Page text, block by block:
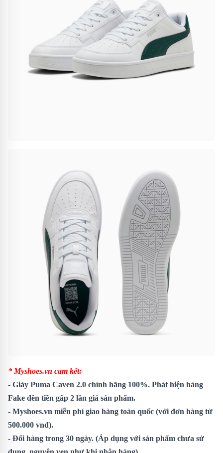
* Myshoes.vn cam kết:
- Giày Puma Caven 2.0 chính hãng 100%. Phát hiện hàng
Fake đền tiền gấp 2 lần giá sản phẩm.
- Myshoes.vn miễn phí giao hàng toàn quốc (với đơn hàng từ
500.000 vnđ).
- Đổi hàng trong 30 ngày. (Áp dụng với sản phẩm chưa sử